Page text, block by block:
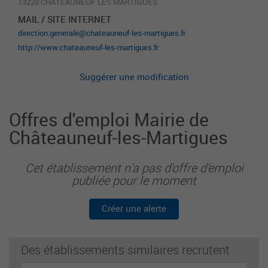
MAIL / SITE INTERNET
direction.generale@chateauneuf-les-martigues.fr
http://www.chateauneuf-les-martigues.fr
Suggérer une modification
Offres d'emploi Mairie de
Châteauneuf-les-Martigues
Cet établissement n'a pas d'offre d'emploi
publiée pour le moment
Créer une alerte
Des établissements similaires recrutent